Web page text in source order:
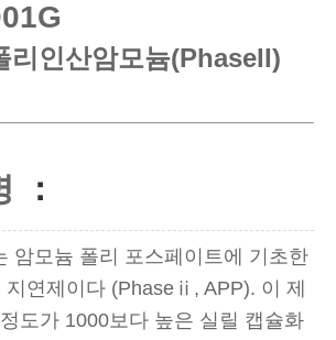
리인산암모늄(PhaseII)
：
암모늄 폴리 포스페이트에 기초한
지연제이다 (Phaseⅱ, APP). 이 제
도가 1000보다 높은 실릴 캡슐화